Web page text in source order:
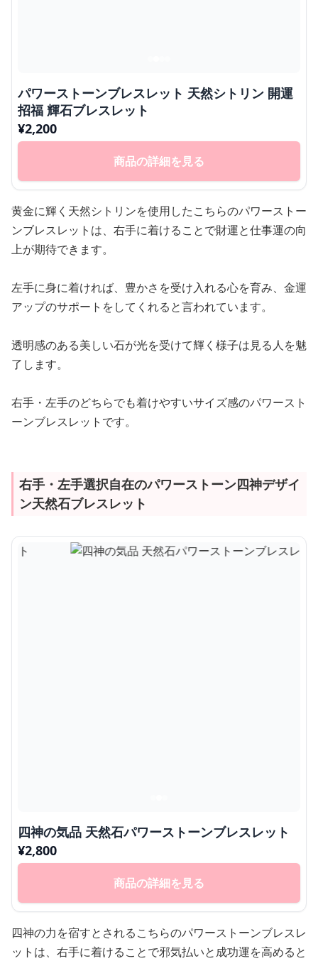
パワーストーンブレスレット 天然シトリン 開運
招福 輝石ブレスレット
¥2,200
商品の詳細を見る
黄金に輝く天然シトリンを使用したこちらのパワーストー
ンブレスレットは、右手に着けることで財運と仕事運の向
上が期待できます。
左手に身に着ければ、豊かさを受け入れる心を育み、金運
アップのサポートをしてくれると言われています。
透明感のある美しい石が光を受けて輝く様子は見る人を魅
了します。
右手・左手のどちらでも着けやすいサイズ感のパワースト
ーンブレスレットです。
右手・左手選択自在のパワーストーン四神デザイ
ン天然石ブレスレット
四神の気品 天然石パワーストーンブレスレット
¥2,800
商品の詳細を見る
四神の力を宿すとされるこちらのパワーストーンブレスレ
ットは、右手に着けることで邪気払いと成功運を高めると